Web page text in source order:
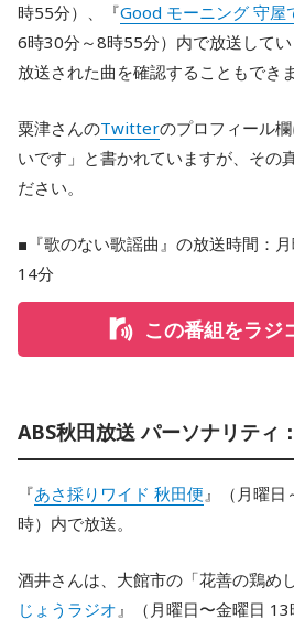
時55分）、『Good モーニング 守屋
6時30分～8時55分）内で放送してい
放送された曲を確認することもでき
粟津さんのTwitterのプロフィール
いです」と書かれていますが、その
ださい。
■『歌のない歌謡曲』の放送時間：
14分
この番組をラジ
ABS秋田放送 パーソナリティ
『あさ採りワイド 秋田便』（月曜日
時）内で放送。
酒井さんは、大館市の「花善の鶏め
じょうラジオ』（月曜日〜金曜日